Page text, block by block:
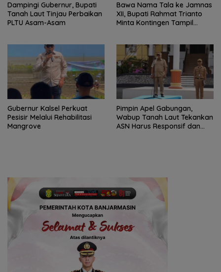
Dampingi Gubernur, Bupati
Tanah Laut Tinjau Perbaikan
PLTU Asam-Asam
Bawa Nama Tala ke Jamnas
XII, Bupati Rahmat Trianto
Minta Kontingen Tampil
Gubernur Kalsel Perkuat
Pesisir Melalui Rehabilitasi
Mangrove
Pimpin Apel Gabungan,
Wabup Tanah Laut Tekankan
ASN Harus Responsif dan